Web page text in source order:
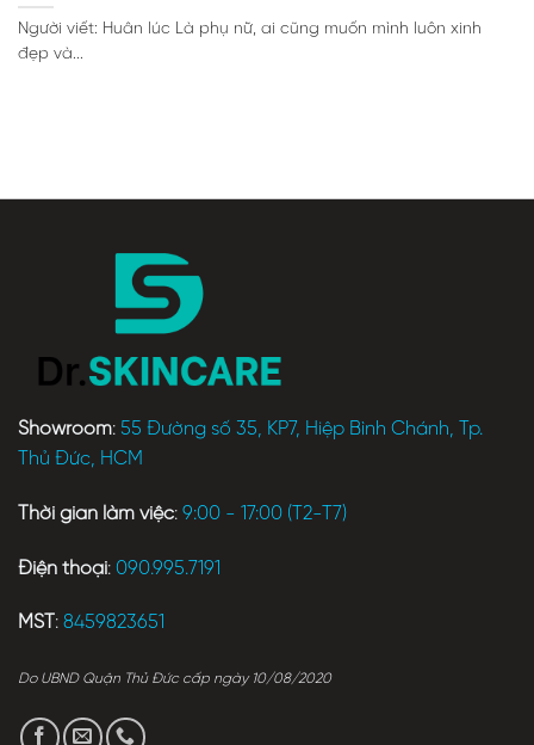
Người viết: Huân lúc Là phụ nữ, ai cũng muốn mình luôn xinh
đẹp và...
Showroom: 55 Đường số 35, KP7, Hiệp Bình Chánh, Tp.
Thủ Đức, HCM
Thời gian làm việc: 9:00 - 17:00 (T2-T7)
Điện thoại: 090.995.7191
MST : 8459823651
Do UBND Quận Thủ Đức cấp ngày 10/08/2020